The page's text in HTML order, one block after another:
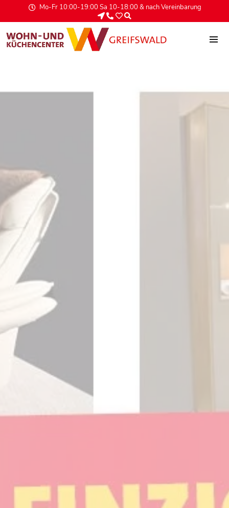
Mo-Fr 10:00-19:00 Sa 10-18:00 & nach Vereinbarung